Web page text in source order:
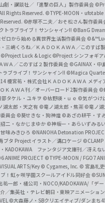
創・講談社／「進撃の巨人」製作委員会
Rights Reserved. ©TYPE-MOON・ufotable
©赤塚不二夫／おそ松さん製作委員
トラブライブ！サンシャイン!! ©BanG
ロから始める異世界生活製作委員会
三嶋くろね／ＫＡＤＯＫＡＷＡ／このすば
©Project Luck & Logic ©Project シンフォギア
ＷＡ／このすば２製作委員会 ©GAINAX・中
ブライブ！サンシャイン!! ©Magica
榎宮祐・株式会社ＫＡＤＯＫＡＷＡ メデ
ＫＡＷＡ刊／オーバーロード2製作委員会 ©
タケル・ユキヲ ©枯野瑛・ｕｅ ©気がつけ
湖太郎・天之有 ©竜ノ湖太郎・焦茶 ©竜ノ湖
員会 ©葵せきな・狗神煌 ©あざの耕平・す
二・なかじまゆか ©神坂一・あらいずみるい
味みきひろ ©NANOHA Detonation
タ Project イラスト／溝口ケージ ©CLAMP
KADOKAWA ファンタジア文庫刊／冴えな
ANIME PROJECT ©TYPE-MOON / FGO7
ARTS/Key © Cygames, Inc. © 宮島礼
！虹ヶ咲学園スクールアイドル同好会
祐一郎・橘公司・NOCO/KADOKAWA/「デ
／集英社・テレビ朝日・東映アニメーション
©大森藤ノ・SBクリエイティブ/ダンまち